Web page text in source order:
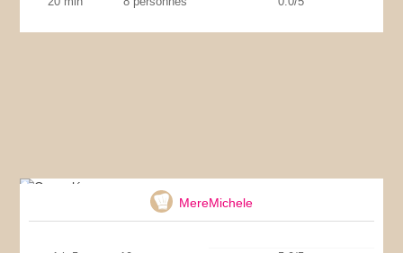
MereMichele